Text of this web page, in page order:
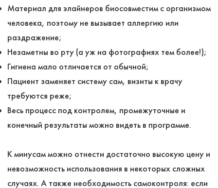
Материал для элайнеров биосовместим с организмом
человека, поэтому не вызывает аллергию или
раздражение;
Незаметны во рту (а уж на фотографиях тем более!);
Гигиена мало отличается от обычной;
Пациент заменяет систему сам, визиты к врачу
требуются реже;
Весь процесс под контролем, промежуточные и
конечный результаты можно видеть в программе.
К минусам можно отнести достаточно высокую цену и
невозможность использования в некоторых сложных
случаях. А также необходимость самоконтроля: если